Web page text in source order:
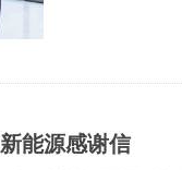
能源感谢信